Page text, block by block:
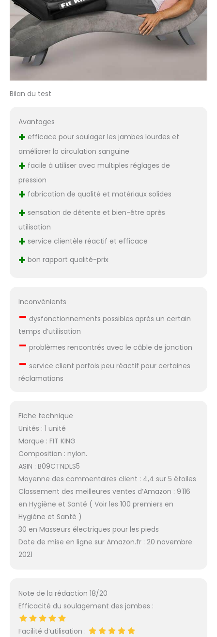
Bilan du test
Avantages
+ efficace pour soulager les jambes lourdes et
améliorer la circulation sanguine
+ facile à utiliser avec multiples réglages de
pression
+ fabrication de qualité et matériaux solides
+ sensation de détente et bien-être après
utilisation
+ service clientèle réactif et efficace
+ bon rapport qualité-prix
Inconvénients
– dysfonctionnements possibles après un certain
temps d’utilisation
– problèmes rencontrés avec le câble de jonction
– service client parfois peu réactif pour certaines
réclamations
Fiche technique
Unités : 1 unité
Marque : FIT KING
Composition : nylon.
ASIN : B09CTNDLS5
Moyenne des commentaires client : 4,4 sur 5 étoiles
Classement des meilleures ventes d’Amazon : 9 116
en Hygiène et Santé ( Voir les 100 premiers en
Hygiène et Santé )
30 en Masseurs électriques pour les pieds
Date de mise en ligne sur Amazon.fr : 20 novembre
2021
Note de la rédaction 18/20
Efficacité du soulagement des jambes :
Facilité d’utilisation :